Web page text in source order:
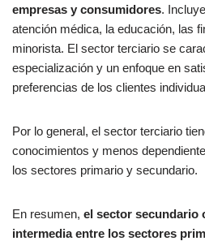
empresas y consumidores.
atención médica, la educación, las
minorista. El sector terciario se
especialización y un enfoque en
preferencias de los clientes
Por lo general, el sector terciario
conocimientos y menos
los sectores primario y secundario.
En resumen, el sector secundario
intermedia entre los sectores